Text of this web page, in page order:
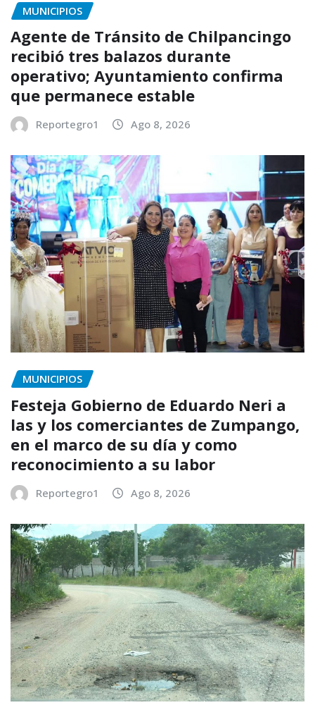
MUNICIPIOS
Agente de Tránsito de Chilpancingo
recibió tres balazos durante
operativo; Ayuntamiento confirma
que permanece estable
Reportegro1 Ago 8, 2026
MUNICIPIOS
Festeja Gobierno de Eduardo Neri a
las y los comerciantes de Zumpango,
en el marco de su día y como
reconocimiento a su labor
Reportegro1 Ago 8, 2026